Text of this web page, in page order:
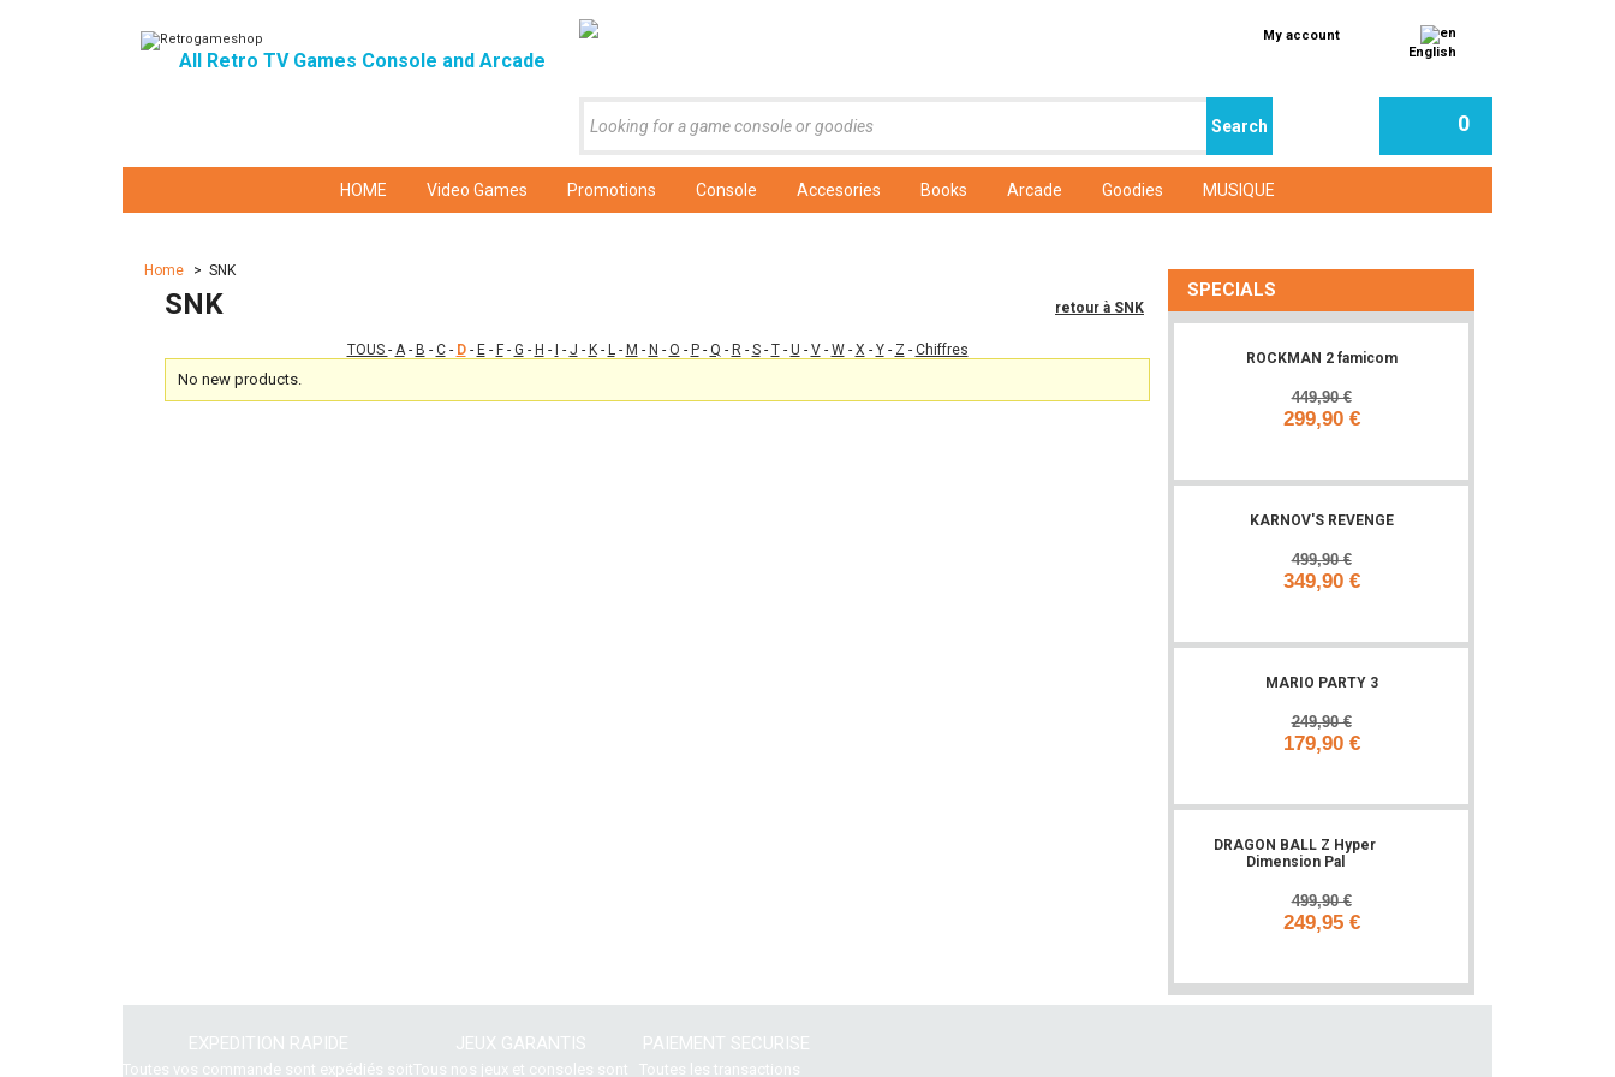
All Retro TV Games Console and Arcade
My account
English
0
HOME Video Games Promotions Console Accesories Books Arcade Goodies MUSIQUE
Home > SNK
retour à SNK
SNK
TOUS - A- B - C- D- E- F- G - H - - J - K- L- M - N - O - P- Q - R - S- T- U - V- W- X - Y- Z - Chiffres
No new products.
SPECIALS
ROCKMAN 2 famicom
449,90 €
299,90 €
KARNOV'S REVENGE
499,90 €
349,90 €
MARIO PARTY 3
249,90 €
179,90 €
DRAGON BALL Z Hyper
Dimension Pal
499,90 €
249,95 €
EXPEDITION RAPIDE
Toutes vos commande sont expédiés soit
JEUX GARANTIS
Tous nos jeux et consoles sont
PAIEMENT SECURISE
Toutes les transactions